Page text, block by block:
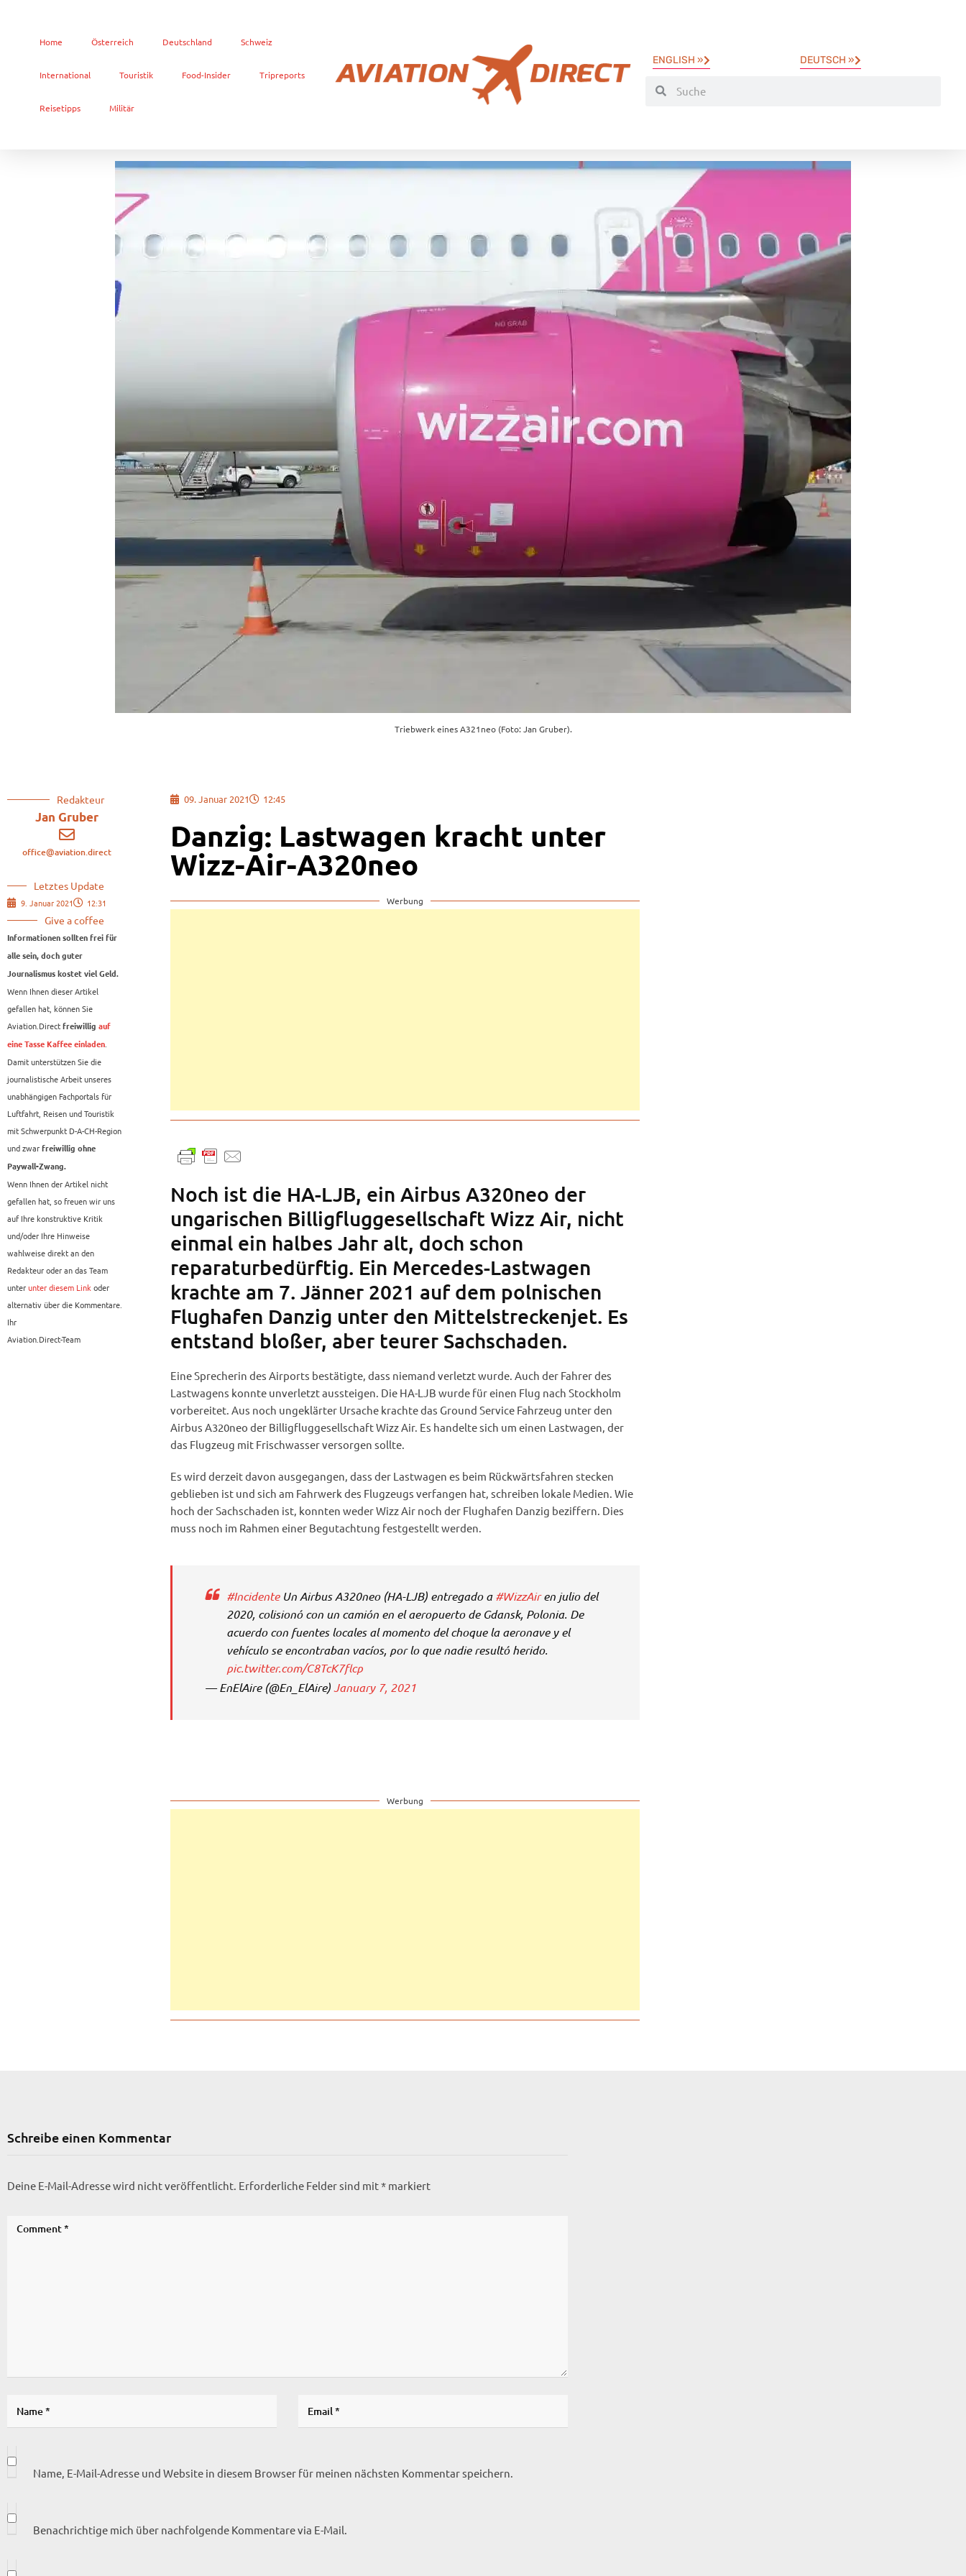
Home Österreich Deutschland Schweiz
International Touristik Food-Insider Tripreports
Reisetipps Militär
ENGLISH » DEUTSCH »
Triebwerk eines A321neo (Foto: Jan Gruber).
Redakteur
Jan Gruber
office@aviation.direct
Letztes Update
9. Januar 2021 12:31
Give a coffee
Informationen sollten frei für
alle sein, doch guter
Journalismus kostet viel Geld.
Wenn Ihnen dieser Artikel
gefallen hat, können Sie
Aviation.Direct freiwillig auf
eine Tasse Kaffee einladen.
Damit unterstützen Sie die
journalistische Arbeit unseres
unabhängigen Fachportals für
Luftfahrt, Reisen und Touristik
mit Schwerpunkt D-A-CH-Region
und zwar freiwillig ohne
Paywall-Zwang.
Wenn Ihnen der Artikel nicht
gefallen hat, so freuen wir uns
auf Ihre konstruktive Kritik
und/oder Ihre Hinweise
wahlweise direkt an den
Redakteur oder an das Team
unterunter diesem Linkoder
alternativ über die Kommentare.
Ihr
Aviation.Direct-Team
09. Januar 2021 12:45
Danzig: Lastwagen kracht unter
Wizz-Air-A320neo
Werbung
Noch ist die HA-LJB, ein Airbus A320neo der
ungarischen Billigfluggesellschaft Wizz Air, nicht
einmal ein halbes Jahr alt, doch schon
reparaturbedürftig. Ein Mercedes-Lastwagen
krachte am 7. Jänner 2021 auf dem polnischen
Flughafen Danzig unter den Mittelstreckenjet. Es
entstand bloßer, aber teurer Sachschaden.
Eine Sprecherin des Airports bestätigte, dass niemand verletzt wurde. Auch der Fahrer des
Lastwagens konnte unverletzt aussteigen. Die HA-LJB wurde für einen Flug nach Stockholm
vorbereitet. Aus noch ungeklärter Ursache krachte das Ground Service Fahrzeug unter den
Airbus A320neo der Billigfluggesellschaft Wizz Air. Es handelte sich um einen Lastwagen, der
das Flugzeug mit Frischwasser versorgen sollte.
Es wird derzeit davon ausgegangen, dass der Lastwagen es beim Rückwärtsfahren stecken
geblieben ist und sich am Fahrwerk des Flugzeugs verfangen hat, schreiben lokale Medien. Wie
hoch der Sachschaden ist, konnten weder Wizz Air noch der Flughafen Danzig beziffern. Dies
muss noch im Rahmen einer Begutachtung festgestellt werden.
#IncidenteUn Airbus A320neo (HA-LJB) entregado a#WizzAiren julio del
2020, colisionó con un camión en el aeropuerto de Gdansk, Polonia. De
acuerdo con fuentes locales al momento del choque la aeronave y el
vehículo se encontraban vacíos, por lo que nadie resultó herido.
pic.twitter.com/C8TcK7flcp
— EnElAire (@En_ElAire)January 7, 2021
Werbung
Schreibe einen Kommentar
Deine E-Mail-Adresse wird nicht veröffentlicht. Erforderliche Felder sind mit* markiert
Name, E-Mail-Adresse und Website in diesem Browser für meinen nächsten Kommentar speichern.
Benachrichtige mich über nachfolgende Kommentare via E-Mail.